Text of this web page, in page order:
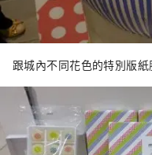
跟城內不同花色的特別版紙